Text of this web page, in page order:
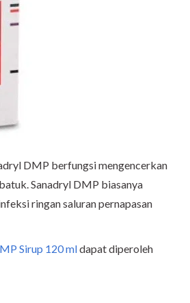
DMP berfungsi mengencerkan
Sanadryl DMP biasanya
ringan saluran pernapasan
Sirup 120 mldapat diperoleh